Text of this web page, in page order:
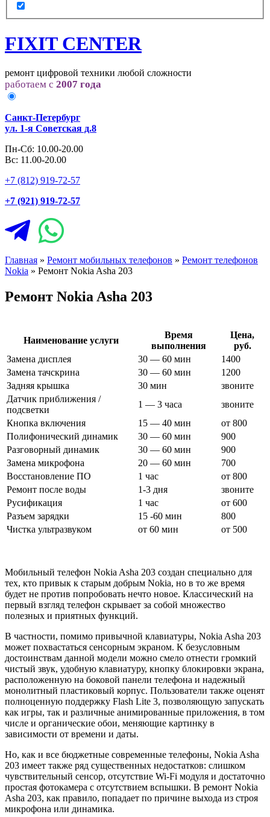
FIXIT CENTER
ремонт цифровой техники любой сложности
работаем с 2007 года
Санкт-Петербург
ул. 1-я Советская д.8
Пн-Сб: 10.00-20.00
Вс: 11.00-20.00
+7 (812) 919-72-57
+7 (921) 919-72-57
Главная » Ремонт мобильных телефонов » Ремонт телефонов
Nokia » Ремонт Nokia Asha 203
Ремонт Nokia Asha 203
Наименование услуги
Время
выполнения
Цена,
руб.
Замена дисплея
30 — 60 мин
1400
Замена тачскрина
30 — 60 мин
1200
Задняя крышка
30 мин
звоните
Датчик приближения /
подсветки
1 — 3 часа
звоните
Кнопка включения
15 — 40 мин
от 800
Полифонический динамик
30 — 60 мин
900
Разговорный динамик
30 — 60 мин
900
Замена микрофона
20 — 60 мин
700
Восстановление ПО
1 час
от 800
Ремонт после воды
1-3 дня
звоните
Русификация
1 час
от 600
Разъем зарядки
15 -60 мин
800
Чистка ультразвуком
от 60 мин от 500
Мобильный телефон Nokia Asha 203 создан специально для
тех, кто привык к старым добрым Nokia, но в то же время
будет не против попробовать нечто новое. Классический на
первый взгляд телефон скрывает за собой множество
полезных и приятных функций.
В частности, помимо привычной клавиатуры, Nokia Asha 203
может похвастаться сенсорным экраном. К безусловным
достоинствам данной модели можно смело отнести громкий
чистый звук, удобную клавиатуру, кнопку блокировки экрана,
расположенную на боковой панели телефона и надежный
монолитный пластиковый корпус. Пользователи также оценят
полноценную поддержку Flash Lite 3, позволяющую запускать
как игры, так и различные анимированные приложения, в том
числе и органические обои, меняющие картинку в
зависимости от времени и даты.
Но, как и все бюджетные современные телефоны, Nokia Asha
203 имеет также ряд существенных недостатков: слишком
чувствительный сенсор, отсутствие Wi-Fi модуля и достаточно
простая фотокамера с отсутствием вспышки. В ремонт Nokia
Asha 203, как правило, попадает по причине выхода из строя
микрофона или динамика.